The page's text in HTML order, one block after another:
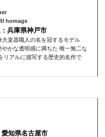
homage
兵庫県神戸市
大楽器職人の名を冠するモデル
やかな透明感に満ちた 唯一無二な
リアルに描写する歴史的名作で
知県名古屋市